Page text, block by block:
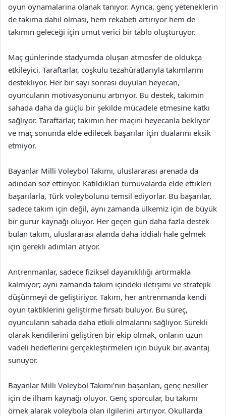
oyun oynamalarına olanak tanıyor. Ayrıca, genç yeteneklerin
de takıma dahil olması, hem rekabeti artırıyor hem de
takımın geleceği için umut verici bir tablo oluşturuyor.
Maç günlerinde stadyumda oluşan atmosfer de oldukça
etkileyici. Taraftarlar, coşkulu tezahüratlarıyla takımlarını
destekliyor. Her bir sayı sonrası duyulan heyecan,
oyuncuların motivasyonunu artırıyor. Bu destek, takımın
sahada daha da güçlü bir şekilde mücadele etmesine katkı
sağlıyor. Taraftarlar, takımın her maçını heyecanla bekliyor
ve maç sonunda elde edilecek başarılar için dualarını eksik
etmiyor.
Bayanlar Milli Voleybol Takımı, uluslararası arenada da
adından söz ettiriyor. Katıldıkları turnuvalarda elde ettikleri
başarılarla, Türk voleybolunu temsil ediyorlar. Bu başarılar,
sadece takım için değil, aynı zamanda ülkemiz için de büyük
bir gurur kaynağı oluyor. Her geçen gün daha fazla destek
bulan takım, uluslararası alanda daha iddialı hale gelmek
için gerekli adımları atıyor.
Antrenmanlar, sadece fiziksel dayanıklılığı artırmakla
kalmıyor; aynı zamanda takım içindeki iletişimi ve stratejik
düşünmeyi de geliştiriyor. Takım, her antrenmanda kendi
oyun taktiklerini geliştirme fırsatı buluyor. Bu süreç,
oyuncuların sahada daha etkili olmalarını sağlıyor. Sürekli
olarak kendilerini geliştiren bir ekip olmak, onların uzun
vadeli hedeflerini gerçekleştirmeleri için büyük bir avantaj
sunuyor.
Bayanlar Milli Voleybol Takımı’nın başarıları, genç nesiller
için de ilham kaynağı oluyor. Genç sporcular, bu takımı
örnek alarak voleybola olan ilgilerini artırıyor. Okullarda